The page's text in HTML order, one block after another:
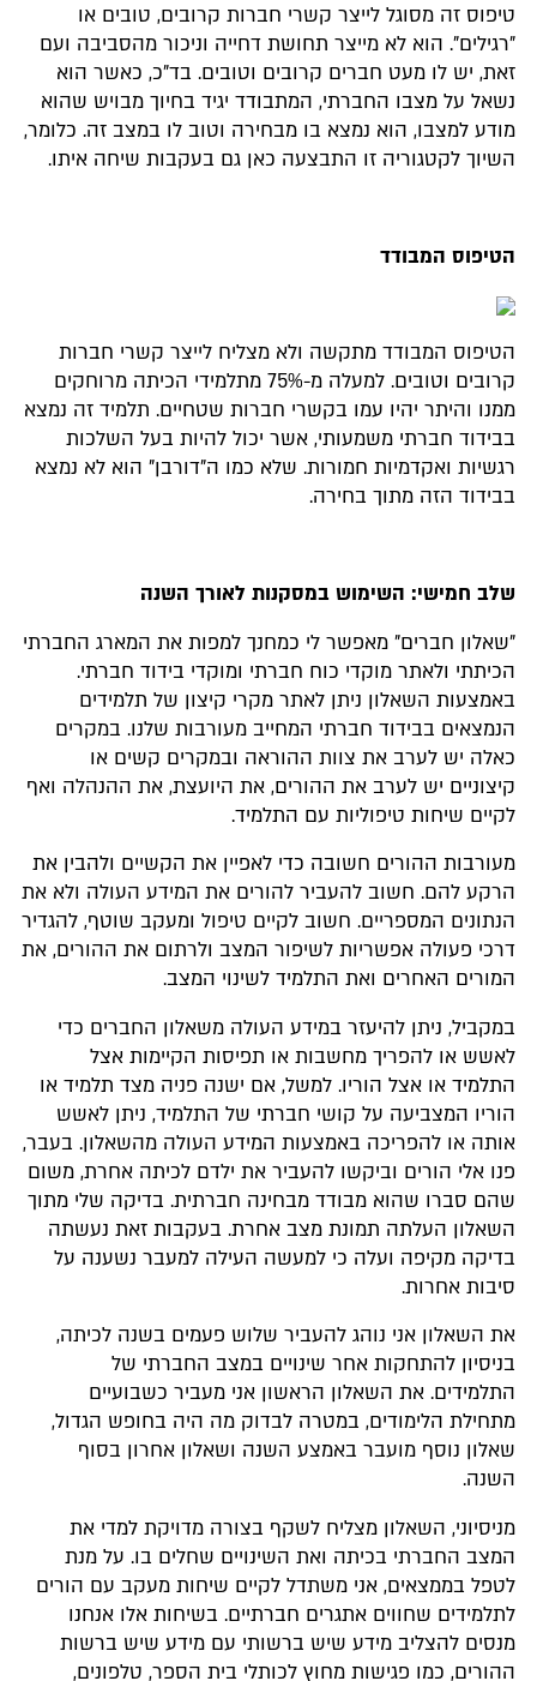
טיפוס זה מסוגל לייצר קשרי חברות קרובים, טובים או
"רגילים". הוא לא מייצר תחושת דחייה וניכור מהסביבה ועם
זאת, יש לו מעט חברים קרובים וטובים. בד"כ, כאשר הוא
נשאל על מצבו החברתי, המתבודד יגיד בחיוך מבויש שהוא
מודע למצבו, הוא נמצא בו מבחירה וטוב לו במצב זה. כלומר,
השיוך לקטגוריה זו התבצעה כאן גם בעקבות שיחה איתו.
הטיפוס המבודד
הטיפוס המבודד מתקשה ולא מצליח לייצר קשרי חברות
קרובים וטובים. למעלה מ-75% מתלמידי הכיתה מרוחקים
ממנו והיתר יהיו עמו בקשרי חברות שטחיים. תלמיד זה נמצא
בבידוד חברתי משמעותי, אשר יכול להיות בעל השלכות
רגשיות ואקדמיות חמורות. שלא כמו ה"דורבן" הוא לא נמצא
בבידוד הזה מתוך בחירה.
שלב חמישי: השימוש במסקנות לאורך השנה
"שאלון חברים" מאפשר לי כמחנך למפות את המארג החברתי
הכיתתי ולאתר מוקדי כוח חברתי ומוקדי בידוד חברתי.
באמצעות השאלון ניתן לאתר מקרי קיצון של תלמידים
הנמצאים בבידוד חברתי המחייב מעורבות שלנו. במקרים
כאלה יש לערב את צוות ההוראה ובמקרים קשים או
קיצוניים יש לערב את ההורים, את היועצת, את ההנהלה ואף
לקיים שיחות טיפוליות עם התלמיד.
מעורבות ההורים חשובה כדי לאפיין את הקשיים ולהבין את
הרקע להם. חשוב להעביר להורים את המידע העולה ולא את
הנתונים המספריים. חשוב לקיים טיפול ומעקב שוטף, להגדיר
דרכי פעולה אפשריות לשיפור המצב ולרתום את ההורים, את
המורים האחרים ואת התלמיד לשינוי המצב.
במקביל, ניתן להיעזר במידע העולה משאלון החברים כדי
לאשש או להפריך מחשבות או תפיסות הקיימות אצל
התלמיד או אצל הוריו. למשל, אם ישנה פניה מצד תלמיד או
הוריו המצביעה על קושי חברתי של התלמיד, ניתן לאשש
אותה או להפריכה באמצעות המידע העולה מהשאלון. בעבר,
פנו אלי הורים וביקשו להעביר את ילדם לכיתה אחרת, משום
שהם סברו שהוא מבודד מבחינה חברתית. בדיקה שלי מתוך
השאלון העלתה תמונת מצב אחרת. בעקבות זאת נעשתה
בדיקה מקיפה ועלה כי למעשה העילה למעבר נשענה על
סיבות אחרות.
את השאלון אני נוהג להעביר שלוש פעמים בשנה לכיתה,
בניסיון להתחקות אחר שינויים במצב החברתי של
התלמידים. את השאלון הראשון אני מעביר כשבועיים
מתחילת הלימודים, במטרה לבדוק מה היה בחופש הגדול,
שאלון נוסף מועבר באמצע השנה ושאלון אחרון בסוף
השנה.
מניסיוני, השאלון מצליח לשקף בצורה מדויקת למדי את
המצב החברתי בכיתה ואת השינויים שחלים בו. על מנת
לטפל בממצאים, אני משתדל לקיים שיחות מעקב עם הורים
לתלמידים שחווים אתגרים חברתיים. בשיחות אלו אנחנו
מנסים להצליב מידע שיש ברשותי עם מידע שיש ברשות
ההורים, כמו פגישות מחוץ לכותלי בית הספר, טלפונים,